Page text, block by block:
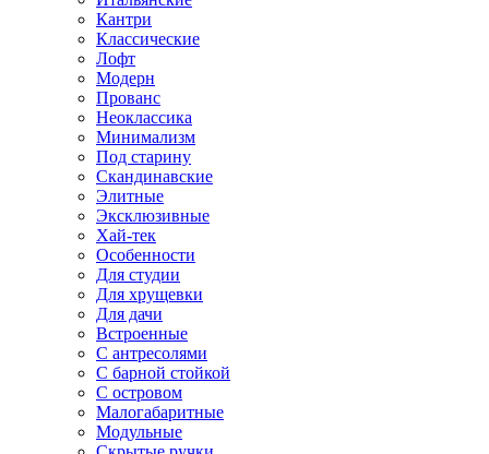
Кантри
Классические
Лофт
Модерн
Прованс
Неоклассика
Минимализм
Под старину
Скандинавские
Элитные
Эксклюзивные
Хай-тек
Особенности
Для студии
Для хрущевки
Для дачи
Встроенные
С антресолями
С барной стойкой
С островом
Малогабаритные
Модульные